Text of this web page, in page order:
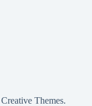
Creative Themes.